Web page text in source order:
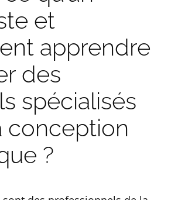
et
apprendre
des
spécialisés
conception
?